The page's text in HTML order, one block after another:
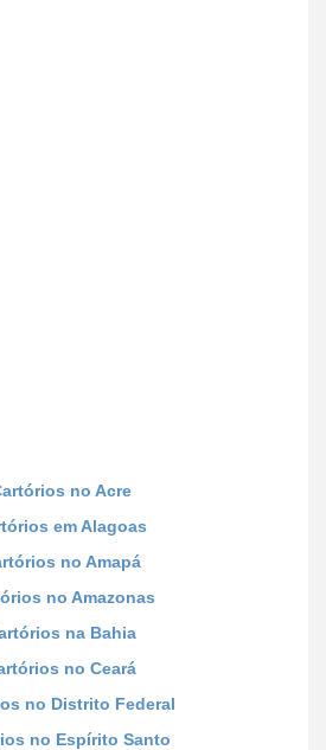
no Acre
em Alagoas
no Amapá
no Amazonas
na Bahia
no Ceará
no Distrito Federal
no Espírito Santo